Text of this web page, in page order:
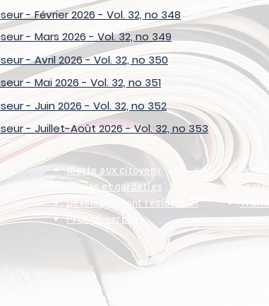
- Février 2026 - Vol. 32, no 348
- Mars 2026 - Vol. 32, no 349
- Avril 2026 - Vol. 32, no 350
- Mai 2026 - Vol. 32, no 351
- Juin 2026 - Vol. 32, no 352
- Juillet-Août 2026 - Vol. 32, no 353
Alerte aux citoyens
Écoles et garderies
Développement résidentiel
Procès-verbaux